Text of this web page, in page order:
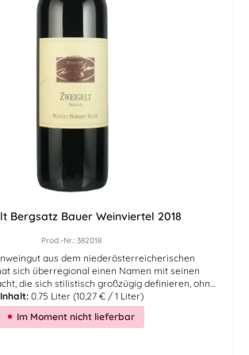
einschenken und zu Brotzeit, Jause, Fisch,
den Link des Erzeugers
Bergsatz Bauer Weinviertel 2018
Prod.-Nr.: 382018
aus dem niederösterreicherischen
sich überregional einen Namen mit seinen
die sich stilistisch großzügig definieren, ohne
zu wirken, und zudem genügend Rückgrat
besitzen.
Inhalt: 0.75 Liter (10,27 € / 1 Liter)
Im Moment nicht lieferbar